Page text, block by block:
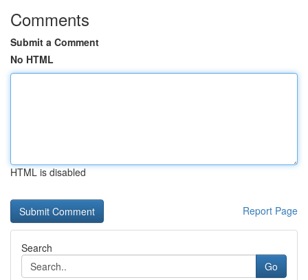
Comments
Submit a Comment
No HTML
HTML is disabled
Report Page
Search
Go